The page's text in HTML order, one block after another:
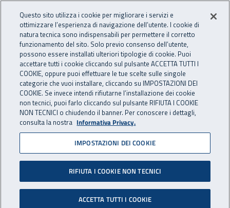
INAIL - Istituto Nazionale
Apri cerca
Navigazione principale
Navigazione - Ti trovi in:
Home Inail comunica Eventi
28 maggio 2025
Il D.lgs. 105/2015 a 10 anni
dalla sua emanazione:
esperienze nazionali e
Questo sito utilizza i cookie per migliorare i servizi e
ottimizzare l’esperienza di navigazione dell’utente. I cookie di
natura tecnica sono indispensabili per permettere il corretto
funzionamento del sito. Solo previo consenso dell’utente,
possono essere installati ulteriori tipologie di cookie. Puoi
accettare tutti i cookie cliccando sul pulsante ACCETTA TUTTI I
COOKIE, oppure puoi effettuare le tue scelte sulle singole
categorie che vuoi installare, cliccando su IMPOSTAZIONI DEI
COOKIE. Se invece intendi rifiutarne l’installazione dei cookie
non tecnici, puoi farlo cliccando sul pulsante RIFIUTA I COOKIE
NON TECNICI o chiudendo il banner. Per conoscere i dettagli,
consulta la nostra Informativa Privacy.
IMPOSTAZIONI DEI COOKIE
RIFIUTA I COOKIE NON TECNICI
ACCETTA TUTTI I COOKIE